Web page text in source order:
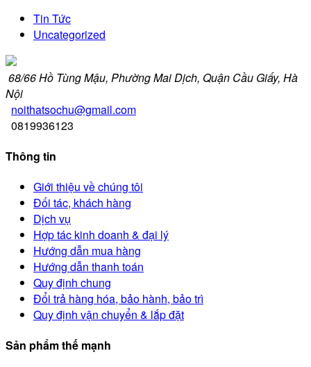
Tin Tức
Uncategorized
68/66 Hồ Tùng Mậu, Phường Mai Dịch, Quận Cầu Giấy, Hà
Nội
noithatsochu@gmail.com
0819936123
Thông tin
Giới thiệu về chúng tôi
Đối tác, khách hàng
Dịch vụ
Hợp tác kinh doanh & đại lý
Hướng dẫn mua hàng
Hướng dẫn thanh toán
Quy định chung
Đổi trả hàng hóa, bảo hành, bảo trì
Quy định vận chuyển & lắp đặt
Sản phẩm thế mạnh